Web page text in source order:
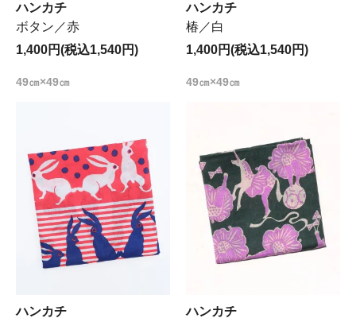
ハンカチ
ボタン／赤
1,400円(税込1,540円)
49㎝×49㎝
ハンカチ
椿／白
1,400円(税込1,540円)
49㎝×49㎝
ハンカチ
ハンカチ